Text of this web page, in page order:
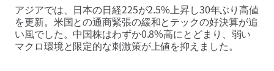
アジアでは、日本の日経225が2.5%上昇し30年ぶり高値
を更新。米国との通商緊張の緩和とテックの好決算が追
い風でした。中国株はわずか0.8%高にとどまり、弱い
マクロ環境と限定的な刺激策が上値を抑えました。